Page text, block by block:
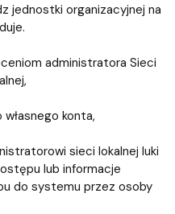
jednostki organizacyjnej na
administratora Sieci
konta,
sieci lokalnej luki
lub informacje
do systemu przez osoby